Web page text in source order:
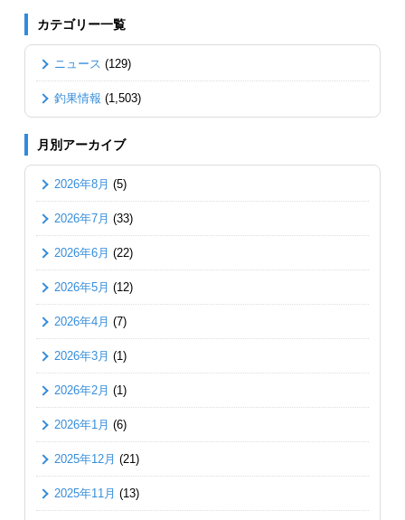
カテゴリー一覧
ニュース (129)
釣果情報 (1,503)
月別アーカイブ
2026年8月 (5)
2026年7月 (33)
2026年6月 (22)
2026年5月 (12)
2026年4月 (7)
2026年3月 (1)
2026年2月 (1)
2026年1月 (6)
2025年12月 (21)
2025年11月 (13)